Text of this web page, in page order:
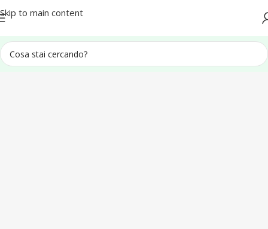
Skip to main content